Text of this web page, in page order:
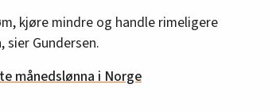
kjøre mindre og handle rimeligere
sier Gundersen.
månedslønna i Norge